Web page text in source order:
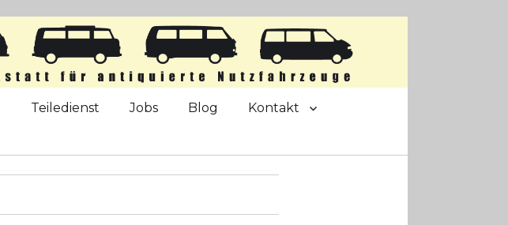
Teiledienst Jobs Blog Kontakt